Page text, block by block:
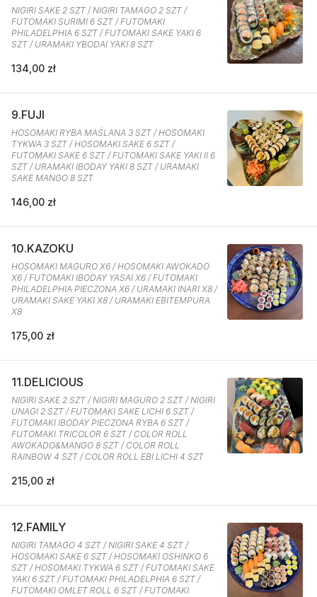
NIGIRI SAKE 2 SZT / NIGIRI TAMAGO 2 SZT /
FUTOMAKI SURIMI 6 SZT / FUTOMAKI
PHILADELPHIA 6 SZT / FUTOMAKI SAKE YAKI 6
SZT / URAMAKI YBODAI YAKI 8 SZT
134,00 zł
9.FUJI
HOSOMAKI RYBA MAŚLANA 3 SZT / HOSOMAKI
TYKWA 3 SZT / HOSOMAKI SAKE 6 SZT /
FUTOMAKI SAKE 6 SZT / FUTOMAKI SAKE YAKI II 6
SZT / URAMAKI IBODAY YAKI 8 SZT / URAMAKI
SAKE MANGO 8 SZT
146,00 zł
10.KAZOKU
HOSOMAKI MAGURO X6 / HOSOMAKI AWOKADO
X6 / FUTOMAKI IBODAY YASAI X6 / FUTOMAKI
PHILADELPHIA PIECZONA X6 / URAMAKI INARI X8 /
URAMAKI SAKE YAKI X8 / URAMAKI EBITEMPURA
X8
175,00 zł
11.DELICIOUS
NIGIRI SAKE 2 SZT / NIGIRI MAGURO 2 SZT / NIGIRI
UNAGI 2 SZT / FUTOMAKI SAKE LICHI 6 SZT /
FUTOMAKI IBODAY PIECZONA RYBA 6 SZT /
FUTOMAKI TRICOLOR 6 SZT / COLOR ROLL
AWOKADO&MANGO 8 SZT / COLOR ROLL
RAINBOW 4 SZT / COLOR ROLL EBI LICHI 4 SZT
215,00 zł
12.FAMILY
NIGIRI TAMAGO 4 SZT / NIGIRI SAKE 4 SZT /
HOSOMAKI SAKE 6 SZT / HOSOMAKI OSHINKO 6
SZT / HOSOMAKI TYKWA 6 SZT / FUTOMAKI SAKE
YAKI 6 SZT / FUTOMAKI PHILADELPHIA 6 SZT /
FUTOMAKI OMLET ROLL 6 SZT / FUTOMAKI